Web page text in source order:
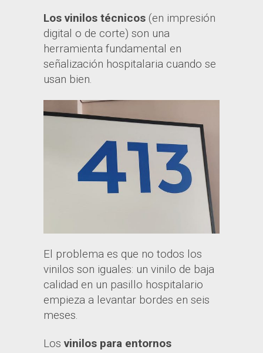
Los vinilos técnicos (en impresión
digital o de corte) son una
herramienta fundamental en
señalización hospitalaria cuando se
usan bien.
El problema es que no todos los
vinilos son iguales: un vinilo de baja
calidad en un pasillo hospitalario
empieza a levantar bordes en seis
meses.
Los vinilos para entornos